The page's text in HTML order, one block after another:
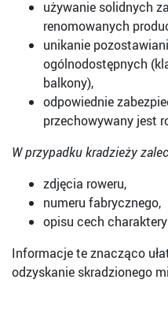
używanie solidnych
renomowanych
unikanie
ogólnodostępnych
balkony),
odpowiednie
przechowywany jest
W przypadku kradzieży
zdjęcia roweru,
numeru fabrycznego,
opisu cech
Informacje te znacząco
odzyskanie skradzionego